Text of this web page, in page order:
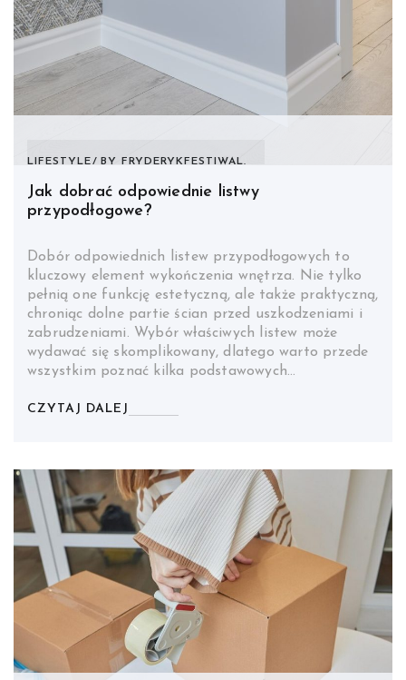
LIFESTYLE BY FRYDERYKFESTIWAL.
Jak dobrać odpowiednie listwy
przypodłogowe?
Dobór odpowiednich listew przypodłogowych to
kluczowy element wykończenia wnętrza. Nie tylko
pełnią one funkcję estetyczną, ale także praktyczną,
chroniąc dolne partie ścian przed uszkodzeniami i
zabrudzeniami. Wybór właściwych listew może
wydawać się skomplikowany, dlatego warto przede
wszystkim poznać kilka podstawowych…
CZYTAJ DALEJ